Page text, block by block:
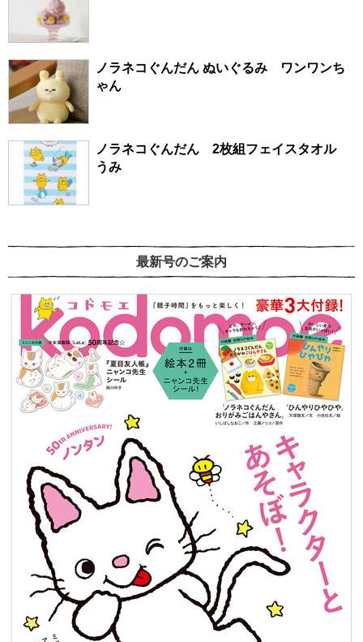
ノラネコぐんだん ぬいぐるみ ワンワンち
ゃん
ノラネコぐんだん 2枚組フェイスタオル
うみ
最新号のご案内